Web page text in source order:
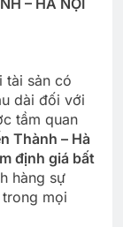
tài sản có
dài đối với
tầm quan
Thành – Hà
định giá bất
hàng sự
mọi